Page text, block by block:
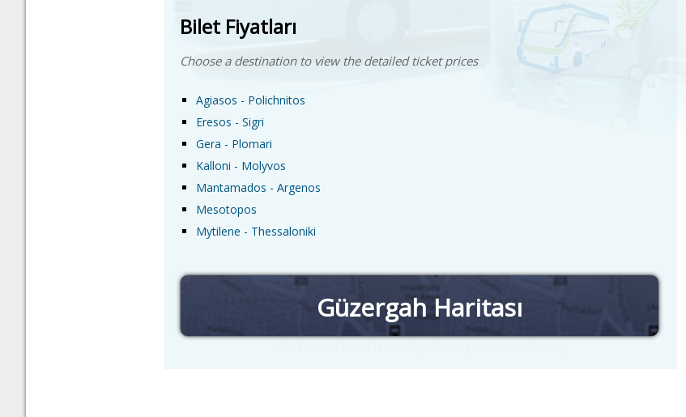
Bilet Fiyatları
Choose a destination to view the detailed ticket prices
Agiasos - Polichnitos
Eresos - Sigri
Gera - Plomari
Kalloni - Molyvos
Mantamados - Argenos
Mesotopos
Mytilene - Thessaloniki
Güzergah Haritası